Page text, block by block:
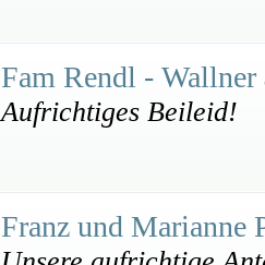
Fam Rendl - Wallner
Aufrichtiges Beileid!
Franz und Marianne